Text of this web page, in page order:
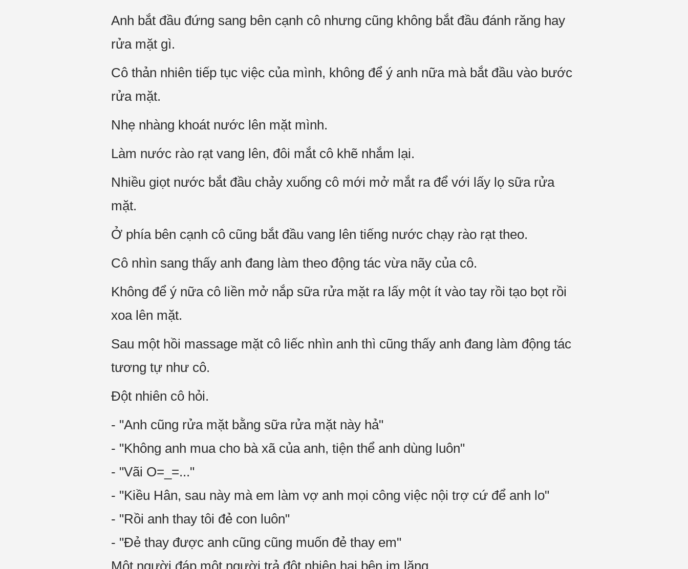
Anh bắt đầu đứng sang bên cạnh cô nhưng cũng không bắt đầu đánh răng hay
rửa mặt gì.
Cô thản nhiên tiếp tục việc của mình, không để ý anh nữa mà bắt đầu vào bước
rửa mặt.
Nhẹ nhàng khoát nước lên mặt mình.
Làm nước rào rạt vang lên, đôi mắt cô khẽ nhắm lại.
Nhiều giọt nước bắt đầu chảy xuống cô mới mở mắt ra để với lấy lọ sữa rửa
mặt.
Ở phía bên cạnh cô cũng bắt đầu vang lên tiếng nước chạy rào rạt theo.
Cô nhìn sang thấy anh đang làm theo động tác vừa nãy của cô.
Không để ý nữa cô liền mở nắp sữa rửa mặt ra lấy một ít vào tay rồi tạo bọt rồi
xoa lên mặt.
Sau một hồi massage mặt cô liếc nhìn anh thì cũng thấy anh đang làm động tác
tương tự như cô.
Đột nhiên cô hỏi.
- "Anh cũng rửa mặt bằng sữa rửa mặt này hả"
- "Không anh mua cho bà xã của anh, tiện thể anh dùng luôn"
- "Vãi O=_=..."
- "Kiều Hân, sau này mà em làm vợ anh mọi công việc nội trợ cứ để anh lo"
- "Rồi anh thay tôi đẻ con luôn"
- "Đẻ thay được anh cũng cũng muốn đẻ thay em"
Một người đáp một người trả đột nhiên hai bên im lặng.